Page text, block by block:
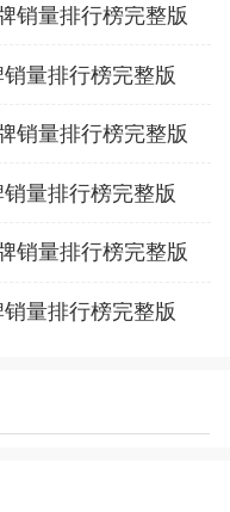
销量排行榜完整版
量排行榜完整版
销量排行榜完整版
量排行榜完整版
销量排行榜完整版
量排行榜完整版